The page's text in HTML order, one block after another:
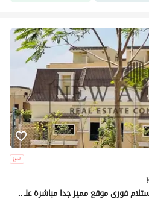
افضل سعر لتاون هاوس ٣ غرف استلام فورى موقع مميز جدا مباشرة على المساحات الخضراء فى كمبوند سراى